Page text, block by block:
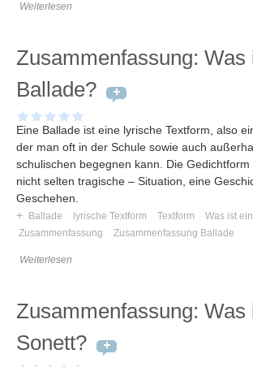
Weiterlesen
Zusammenfassung: Was
Ballade?
Eine Ballade ist eine lyrische Textform, also
der man oft in der Schule sowie auch
schulischen begegnen kann. Die Gedichtform
nicht selten tragische – Situation, eine
Geschehen.
+
Ballade lyrische Textform Textform
Was ist
Zusammenfassung
Zusammenfassung Ballade
Weiterlesen
Zusammenfassung: Was
Sonett?